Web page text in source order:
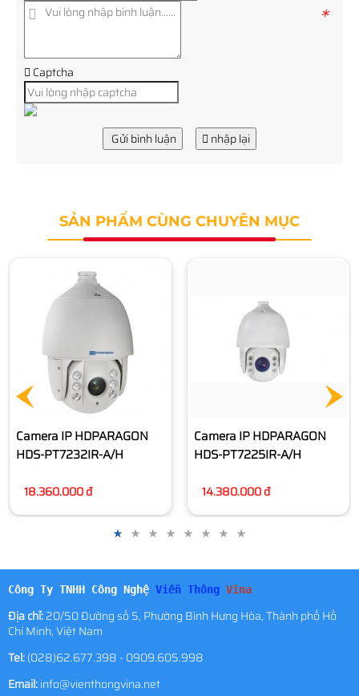
*
Captcha
Gửi bình luận nhập lại
SẢN PHẨM CÙNG CHUYÊN MỤC
Camera IP HDPARAGON
HDS-PT7225IR-A/H
14.380.000 đ
HDS-PT5225IR-A
11.890.000 đ
Công Ty TNHH Công Nghệ Viễn Thông Vina
Địa chỉ:20/50 Đường số 5, Phường Bình Hưng Hòa, Thành phố Hồ
Chí Minh, Việt Nam
Tel:(028)62.677.398 - 0909.605.998
Email:info@vienthongvina.net